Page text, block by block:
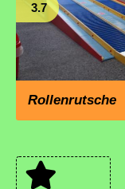
3.7
Rollenrutsche